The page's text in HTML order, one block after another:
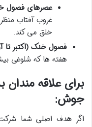
عصرهای فصول خنک
غروب آفتاب
خلق می کند.
فصول خنک (اکتبر تا
هفته ها که شلوغی
برای علاقه
جوش:
اگر هدف اصلی شما شرکت